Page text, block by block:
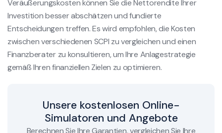
Veräußerungskosten können Sie die Nettorendite Ihrer
Investition besser abschätzen und fundierte
Entscheidungen treffen. Es wird empfohlen, die Kosten
zwischen verschiedenen SCPI zu vergleichen und einen
Finanzberater zu konsultieren, um Ihre Anlagestrategie
gemäß Ihren finanziellen Zielen zu optimieren.
Unsere kostenlosen Online-
Simulatoren und Angebote
Berechnen Sie Ihre Garantien, vergleichen Sie Ihre